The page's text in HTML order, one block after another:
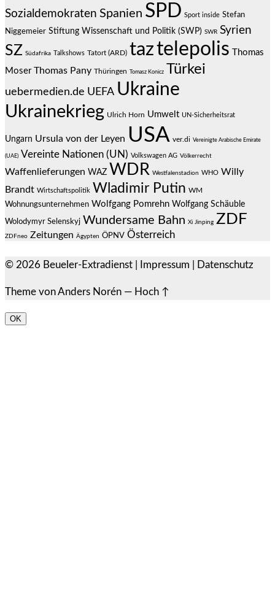
Sozialdemokraten Spanien SPD Sport inside Stefan
Niggemeier Stiftung Wissenschaft und Politik (SWP) SWR Syrien
SZ Südafrika Talkshows Tatort (ARD) taztelepolis Thomas
Moser Thomas Pany Thüringen Tomasz Konicz Türkei
uebermedien.de UEFA Ukraine
Ukrainekrieg Ulrich Horn Umwelt UN-Sicherheitsrat
Ungarn Ursula von der Leyen USA ver.di Vereinigte Arabische Emirate
(UAE) Vereinte Nationen (UN) Volkswagen AG Völkerrecht
Waffenlieferungen WAZ WDR Westfalenstadion WHO Willy
Brandt Wirtschaftspolitik Wladimir Putin WM
Wohnungsunternehmen Wolfgang Pomrehn Wolfgang Schäuble
Wolodymyr Selenskyj Wundersame Bahn Xi Jinping ZDF
ZDFneo Zeitungen Ägypten ÖPNV Österreich
© 2026 Beueler-Extradienst Impressum Datenschutz
Theme vonAnders Norén — Hoch ↑
OK